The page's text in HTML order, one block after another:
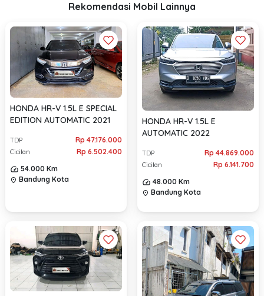
Rekomendasi Mobil Lainnya
HONDA HR-V 1.5L E SPECIAL
EDITION AUTOMATIC 2021
TDP Rp 47.176.000
Cicilan
Rp 6.502.400
54.000 Km
location_on Bandung Kota
HONDA HR-V 1.5L E
AUTOMATIC 2022
TDP Rp 44.869.000
Cicilan
Rp 6.141.700
48.000 Km
location_on Bandung Kota